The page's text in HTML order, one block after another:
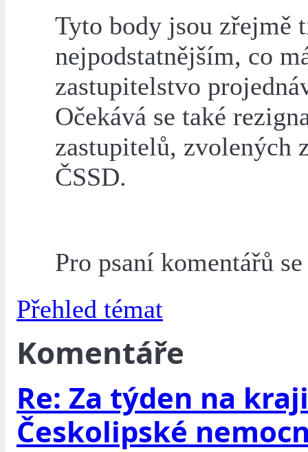
Tyto body jsou zřejmě
nejpodstatnějším, co
zastupitelstvo
Očekává se také
zastupitelů, zvolených
ČSSD.
Pro psaní komentářů
Přehled témat
Komentáře
Re: Za týden na
Českolipské